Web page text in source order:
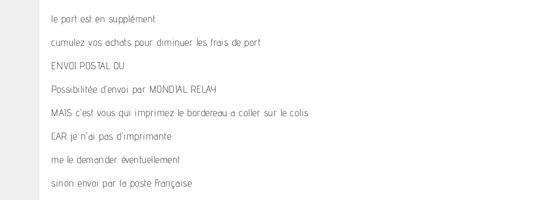
le port est en supplément
cumulez vos achats pour diminuer les frais de port
ENVOI POSTAL OU
Possibilitée d'envoi par MONDIAL RELAY
MAIS c'est vous qui imprimez le bordereau a coller sur le colis
CAR je n'ai pas d'imprimante
me le demander éventuellement
sinon envoi par la poste Française